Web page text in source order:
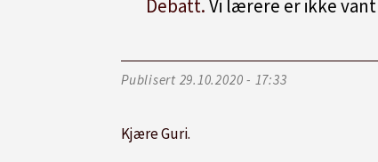
Debatt.Vi lærere er ikke vant
Publisert 29.10.2020 - 17:33
Kjære Guri.